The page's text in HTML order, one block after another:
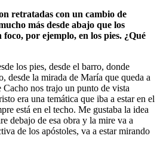
retratadas con un cambio de
más desde abajo que los
por ejemplo, en los pies. ¿Qué
los pies, desde el barro, donde
desde la mirada de María que queda a
nos trajo un punto de vista
era una temática que iba a estar en el
está en el techo. Me gustaba la idea
debajo de esa obra y la mire va a
de los apóstoles, va a estar mirando